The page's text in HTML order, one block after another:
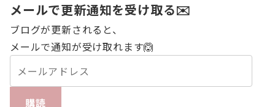
メールで更新通知を受け取る✉️
ブログが更新されると、
メールで通知が受け取れます🙆
購読